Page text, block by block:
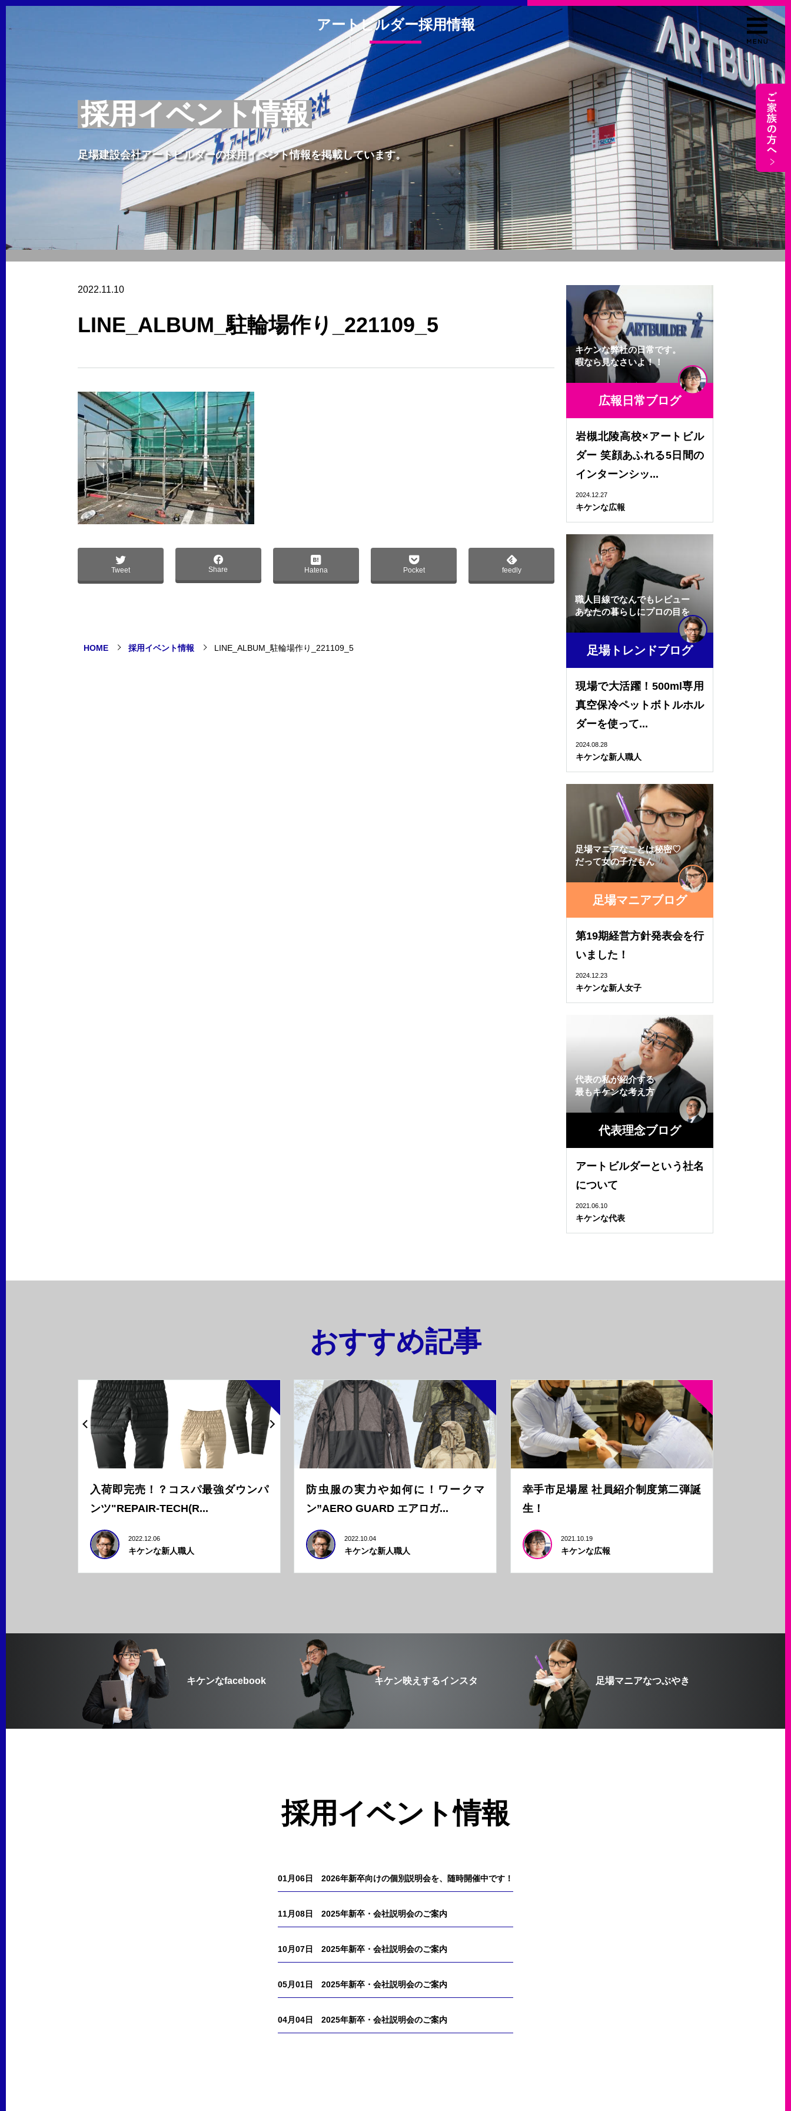
アートビルダー採用情報
採用イベント情報
足場建設会社アートビルダーの採用イベント情報を掲載しています。
2022.11.10
LINE_ALBUM_駐輪場作り_221109_5
Tweet Share Hatena Pocket feedly
HOME 採用イベント情報 LINE_ALBUM_駐輪場作り_221109_5
キケンな弊社の日常です。
暇なら見なさいよ！！
広報日常ブログ
岩槻北陵高校×アートビル
ダー 笑顔あふれる5日間の
インターンシッ...
2024.12.27
キケンな広報
職人目線でなんでもレビュー
あなたの暮らしにプロの目を
足場トレンドブログ
現場で大活躍！500ml専用
真空保冷ペットボトルホル
ダーを使って...
2024.08.28
キケンな新人職人
足場マニアなことは秘密♡
だって女の子だもん
足場マニアブログ
第19期経営方針発表会を行
いました！
2024.12.23
キケンな新人女子
代表の私が紹介する
最もキケンな考え方
代表理念ブログ
アートビルダーという社名
について
2021.06.10
キケンな代表
おすすめ記事
入荷即完売！？コスパ最強ダウンパ
ンツ"REPAIR-TECH(R...
2022.12.06
キケンな新人職人
防虫服の実力や如何に！ワークマ
ン”AERO GUARD エアロガ...
2022.10.04
キケンな新人職人
幸手市足場屋 社員紹介制度第二弾誕
生！
2021.10.19
キケンな広報
キケンなfacebook キケン映えするインスタ 足場マニアなつぶやき
採用イベント情報
01月06日 2026年新卒向けの個別説明会を、随時開催中です！
11月08日 2025年新卒・会社説明会のご案内
10月07日 2025年新卒・会社説明会のご案内
05月01日 2025年新卒・会社説明会のご案内
04月04日 2025年新卒・会社説明会のご案内